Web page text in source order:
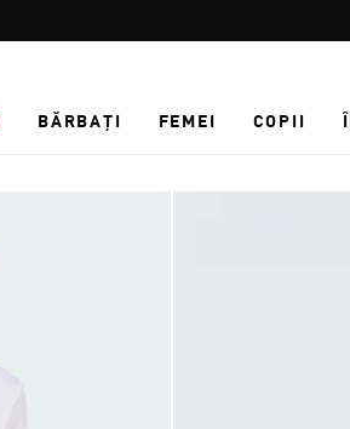
BĂRBAȚI FEMEI COPII